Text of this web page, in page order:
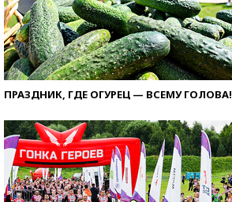
ПРАЗДНИК, ГДЕ ОГУРЕЦ — ВСЕМУ ГОЛОВА!